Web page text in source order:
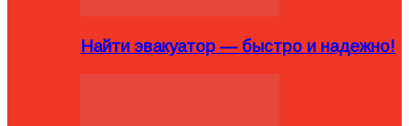
Найти эвакуатор — быстро и надежно!